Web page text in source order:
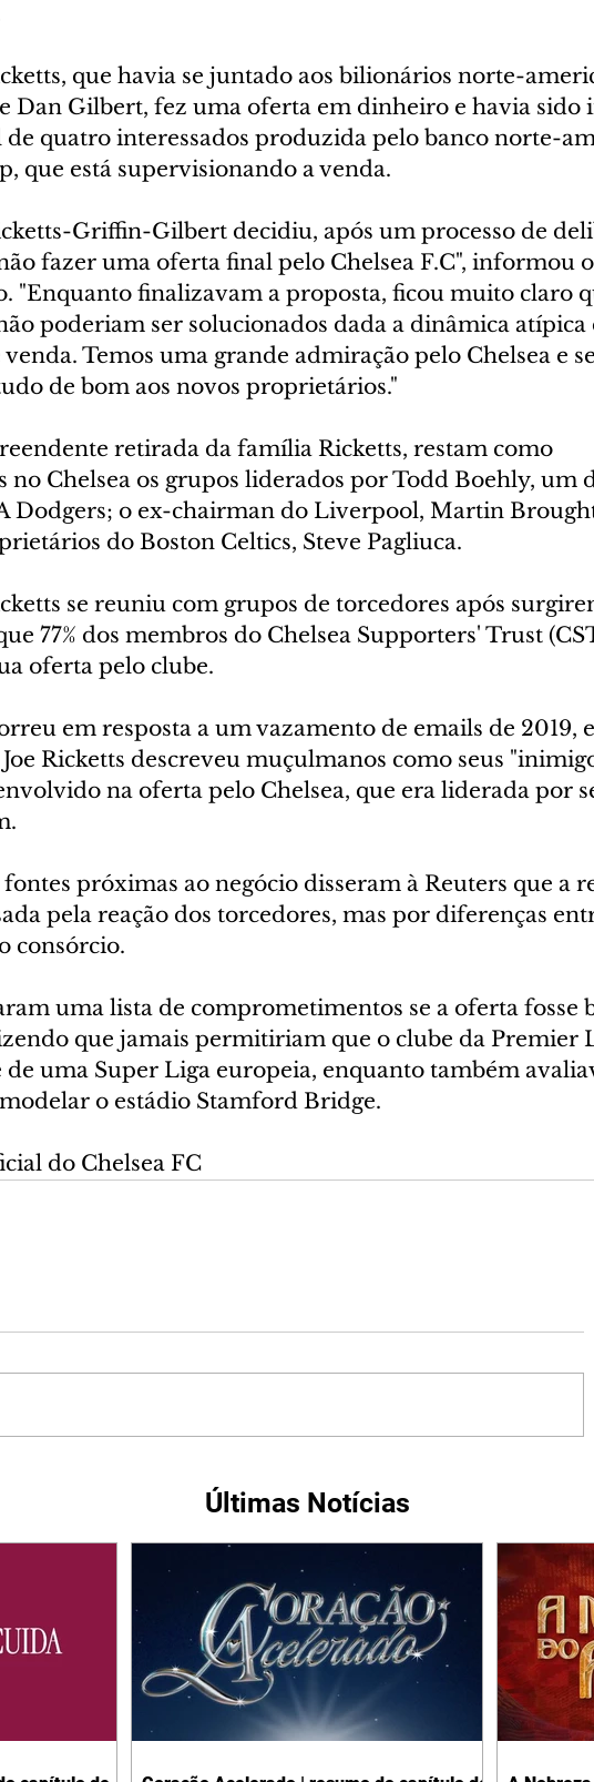
que havia se juntado aos bilionários norte-
Dan Gilbert, fez uma oferta em dinheiro e havia sido
de quatro interessados produzida pelo banco norte-
que está supervisionando a venda.
Griffin-Gilbert decidiu, após um processo de
fazer uma oferta final pelo Chelsea F.C", informou o
"Enquanto finalizavam a proposta, ficou muito claro
poderiam ser solucionados dada a dinâmica atípica
venda. Temos uma grande admiração pelo Chelsea e
de bom aos novos proprietários."
retirada da família Ricketts, restam como
no Chelsea os grupos liderados por Todd Boehly, um
Dodgers; o ex-chairman do Liverpool, Martin
do Boston Celtics, Steve Pagliuca.
se reuniu com grupos de torcedores após
77% dos membros do Chelsea Supporters' Trust
oferta pelo clube.
em resposta a um vazamento de emails de 2019,
Ricketts descreveu muçulmanos como seus
na oferta pelo Chelsea, que era liderada por
próximas ao negócio disseram à Reuters que a
pela reação dos torcedores, mas por diferenças
consórcio.
uma lista de comprometimentos se a oferta fosse
que jamais permitiriam que o clube da Premier
de uma Super Liga europeia, enquanto também
o estádio Stamford Bridge.
do Chelsea FC
Últimas Notícias